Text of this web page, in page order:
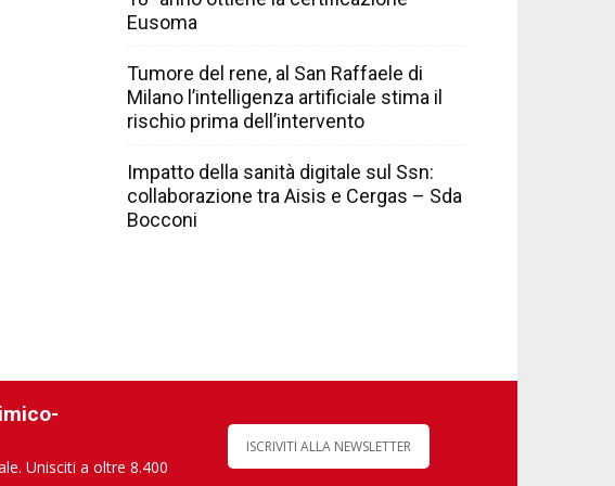
Eusoma
Tumore del rene, al San Raffaele di
Milano l’intelligenza artificiale stima il
rischio prima dell’intervento
Impatto della sanità digitale sul Ssn:
collaborazione tra Aisis e Cergas – Sda
Bocconi
Unisciti a oltre 8.400
ISCRIVITI ALLA NEWSLETTER